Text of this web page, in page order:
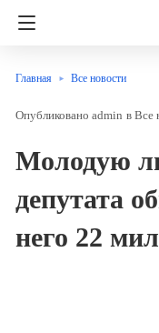
Главная Все новости
admin в Все
Молодую
депутата
него 22